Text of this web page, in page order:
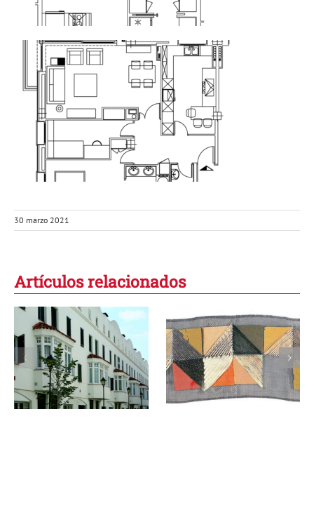
30 marzo 2021
Artículos relacionados
La experiencia de
la arquitectura
(2/3)
La experiencia de
la arquitectura
(1/3)